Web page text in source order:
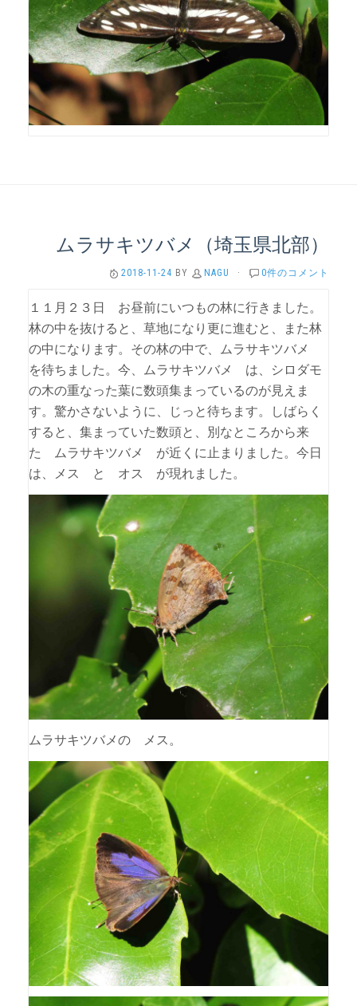
ムラサキツバメ（埼玉県北部）
2018-11-24 BY NAGU · 0件のコメント
１１月２３日 お昼前にいつもの林に行きました。
林の中を抜けると、草地になり更に進むと、また林
の中になります。その林の中で、ムラサキツバメ
を待ちました。今、ムラサキツバメ は、シロダモ
の木の重なった葉に数頭集まっているのが見えま
す。驚かさないように、じっと待ちます。しばらく
すると、集まっていた数頭と、別なところから来
た ムラサキツバメ が近くに止まりました。今日
は、メス と オス が現れました。
ムラサキツバメの メス。